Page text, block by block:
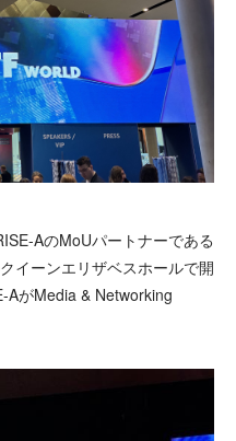
AのMoUパートナーである
イーンエリザベスホールで開
AがMedia & Networking